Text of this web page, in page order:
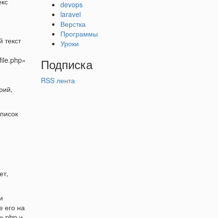
текст
его на
devops
laravel
Верстка
Программы
Уроки
Подписка
RSS лента